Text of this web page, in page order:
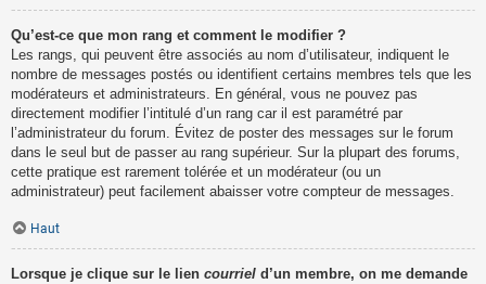
Qu’est-ce que mon rang et comment le modifier ?
Les rangs, qui peuvent être associés au nom d’utilisateur, indiquent le
nombre de messages postés ou identifient certains membres tels que les
modérateurs et administrateurs. En général, vous ne pouvez pas
directement modifier l’intitulé d’un rang car il est paramétré par
l’administrateur du forum. Évitez de poster des messages sur le forum
dans le seul but de passer au rang supérieur. Sur la plupart des forums,
cette pratique est rarement tolérée et un modérateur (ou un
administrateur) peut facilement abaisser votre compteur de messages.
Haut
Lorsque je clique sur le lien courriel d’un membre, on me demande